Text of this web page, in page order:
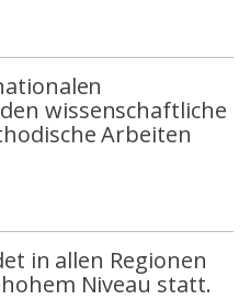
wissenschaftliche
Arbeiten
in allen Regionen
Niveau statt.